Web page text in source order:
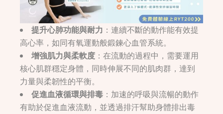
提升心肺功能與耐力 ：連續不斷的動作能有效提
高心率，如同有氧運動般鍛鍊心血管系統。
增強肌力與柔軟度 ：在流動的過程中，需要運用
核心肌群穩定身體，同時伸展不同的肌肉群，達到
力量與柔韌性的平衡。
促進血液循環與排毒 ：加速的呼吸與流暢的動作
有助於促進血液流動，並透過排汗幫助身體排出毒